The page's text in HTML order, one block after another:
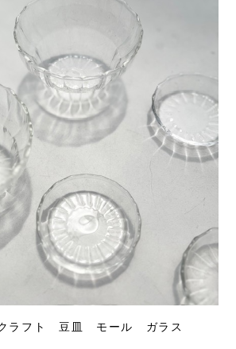
クラフト 豆皿 モール ガラス